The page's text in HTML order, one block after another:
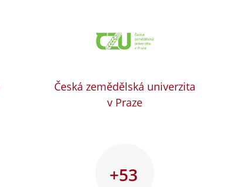
Česká zemědělská univerzita
v Praze
+53